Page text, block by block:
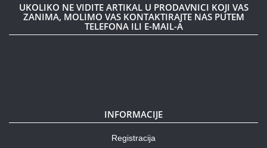
UKOLIKO NE VIDITE ARTIKAL U PRODAVNICI KOJI VAS
ZANIMA, MOLIMO VAS KONTAKTIRAJTE NAS PUTEM
TELEFONA ILI E-MAIL-A
INFORMACIJE
Registracija